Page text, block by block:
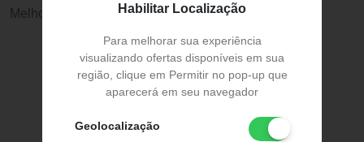
Habilitar Localização
Para melhorar sua experiência
visualizando ofertas disponíveis em sua
região, clique em Permitir no pop-up que
aparecerá em seu navegador
Geolocalização
Melhor preço: R$ 96,46